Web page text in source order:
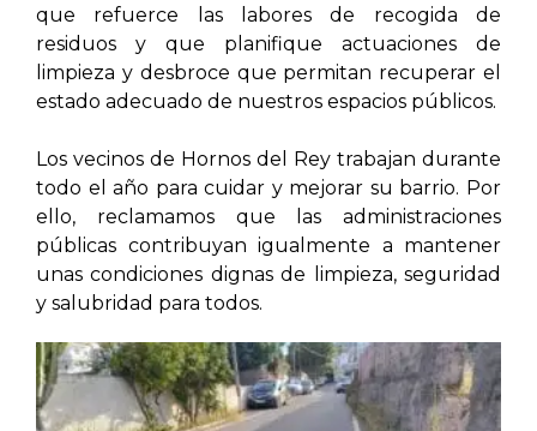
que refuerce las labores de recogida de
residuos y que planifique actuaciones de
limpieza y desbroce que permitan recuperar el
estado adecuado de nuestros espacios públicos.
Los vecinos de Hornos del Rey trabajan durante
todo el año para cuidar y mejorar su barrio. Por
ello, reclamamos que las administraciones
públicas contribuyan igualmente a mantener
unas condiciones dignas de limpieza, seguridad
y salubridad para todos.